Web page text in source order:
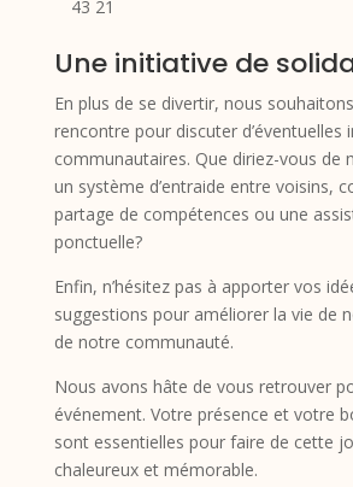
43 21
Une initiative de
En plus de se divertir, nous
rencontre pour discuter d’éventuelles
communautaires. Que diriez-vous de
un système d’entraide entre voisins,
partage de compétences ou une
ponctuelle?
Enfin, n’hésitez pas à apporter vos
suggestions pour améliorer la vie de
de notre communauté.
Nous avons hâte de vous retrouver
événement. Votre présence et votre
sont essentielles pour faire de cette
chaleureux et mémorable.